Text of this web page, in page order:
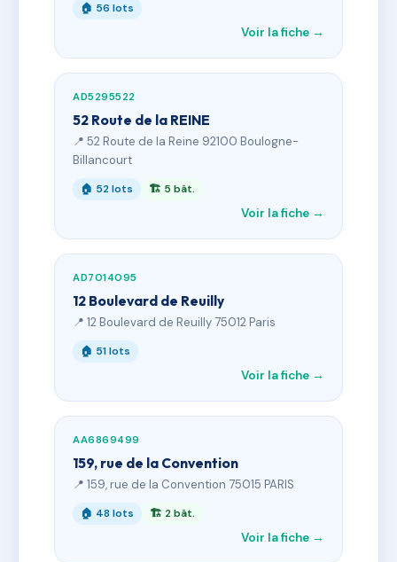
🏠 56 lots
Voir la fiche →
AD5295522
52 Route de la REINE
📍 52 Route de la Reine 92100 Boulogne-
Billancourt
🏠 52 lots 🏗 5 bât.
Voir la fiche →
AD7014095
12 Boulevard de Reuilly
📍 12 Boulevard de Reuilly 75012 Paris
🏠 51 lots
Voir la fiche →
AA6869499
159, rue de la Convention
📍 159, rue de la Convention 75015 PARIS
🏠 48 lots 🏗 2 bât.
Voir la fiche →